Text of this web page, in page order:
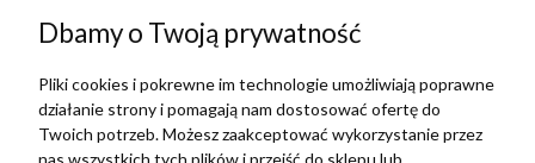
TERRADECO
Dbamy o Twoją prywatność
Pliki cookies i pokrewne im technologie umożliwiają poprawne
działanie strony i pomagają nam dostosować ofertę do
Twoich potrzeb. Możesz zaakceptować wykorzystanie przez
nas wszystkich tych plików i przejść do sklepu lub